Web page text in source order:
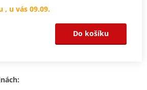
, u vás 09.09.
Do košíku